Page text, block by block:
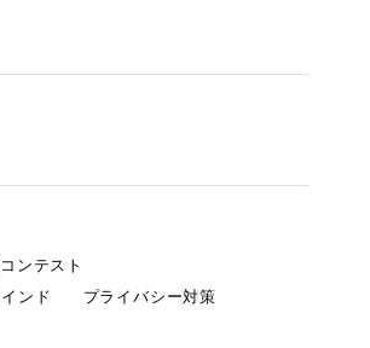
ンテスト
ンド
プライバシー対策